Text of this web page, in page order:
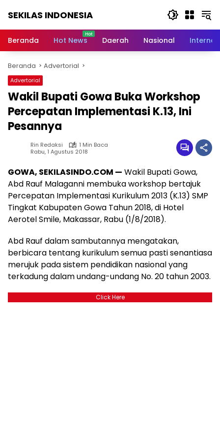
SEKILAS INDONESIA
Terkini,
Latest
World,
Headlines,
News
Today
Beranda Hot News Daerah Nasional
Beranda Advertorial
Advertorial
Wakil Bupati Gowa Buka Workshop
Percepatan Implementasi K.13, Ini
Pesannya
Rin Redaksi
1 Min Baca
Rabu, 1 Agustus 2018
GOWA, SEKILASINDO.COM — Wakil Bupati Gowa,
Abd Rauf Malaganni membuka workshop bertajuk
Percepatan Implementasi Kurikulum 2013 (K.13) SMP
Tingkat Kabupaten Gowa Tahun 2018, di Hotel
Aerotel Smile, Makassar, Rabu (1/8/2018).
Abd Rauf dalam sambutannya mengatakan,
berbicara tentang kurikulum semua pasti senantiasa
merujuk pada sistem pendidikan nasional yang
terkadung dalam undang-undang No. 20 tahun 2003.
Click Here